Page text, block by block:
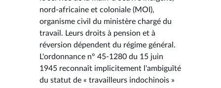
nord-africaine et coloniale (MOI),
organisme civil du ministère chargé du
travail. Leurs droits à pension et à
réversion dépendent du régime général.
L'ordonnance n° 45-1280 du 15 juin
1945 reconnaît implicitement l'ambiguïté
du statut de « travailleurs indochinois »